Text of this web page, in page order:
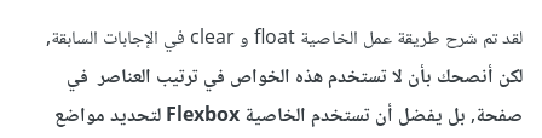
لقد تم شرح طريقة عمل الخاصية float و clear في الإجابات السابقة,
لكن أنصحك بأن لا تستخدم هذه الخواص في ترتيب العناصر في
صفحة, بل يفضل أن تستخدم الخاصية Flexbox لتحديد مواضع